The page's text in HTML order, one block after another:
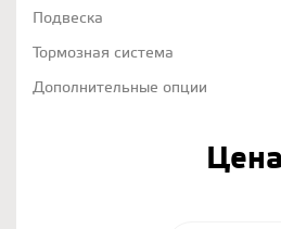
Подвеска
Тормозная система
Дополнительные опции